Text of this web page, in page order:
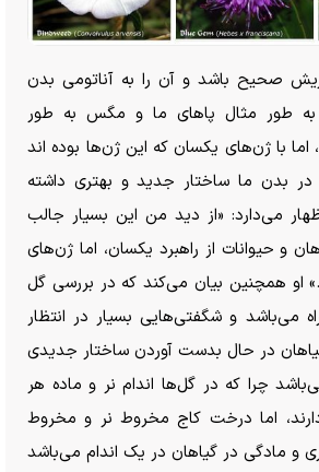
صحیح باشد و آن را به آناتومی بدن
به طور مثال پا‌های ما و مگس به طور
اما با ژن‌های یکسان که این ژن‌ها بوده اند
در بدن ما ساختار جدید و بهتری داشته
می‌دارد: «از دید من این بسیار جالب
و حیوانات از راهبرد یکسان، اما ژن‌های
او همچنین بیان می‌کند که در بررسی گل
می‌باشد و شگفتی‌هایی بسیار در انتظار
در حال بدست آوردن ساختار جدیدی
چرا که در گل‌ها اندام نر و ماده هر
اما درخت کاج مخروط نر و مخروط
و مادگی در گیاهان در یک اندام می‌باشد